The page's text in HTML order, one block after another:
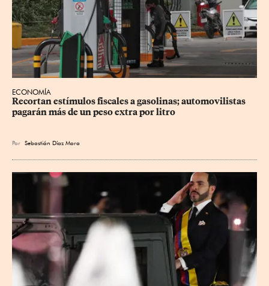
ECONOMÍA
Recortan estímulos fiscales a gasolinas; automovilistas
pagarán más de un peso extra por litro
Por Sebastián Díaz Mora